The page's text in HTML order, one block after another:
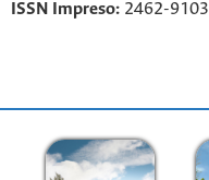
ISSN Impreso: 2462-9103